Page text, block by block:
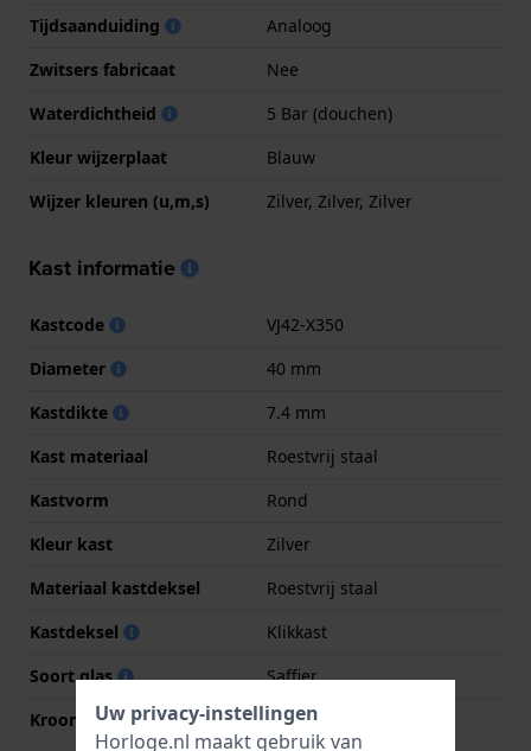
Tijdsaanduiding
Analoog
Zwitsers fabricaat
Nee
Waterdichtheid
5 Bar (douchen)
Kleur wijzerplaat
Blauw
Wijzer kleuren (u,m,s)
Zilver, Zilver, Zilver
Kast informatie
Kastcode
VJ42-X350
Diameter
40 mm
Kastdikte
7.4 mm
Kast materiaal
Roestvrij staal
Kastvorm
Rond
Kleur kast
Zilver
Materiaal kastdeksel
Roestvrij staal
Kastdeksel
Klikkast
Soort glas
Saffier
Kroon
Trek kroon
Uw privacy-instellingen
Horloge.nl maakt gebruik van